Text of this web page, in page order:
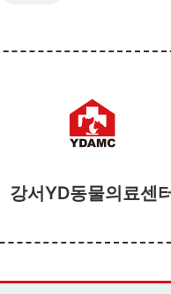
강서YD동물의료센